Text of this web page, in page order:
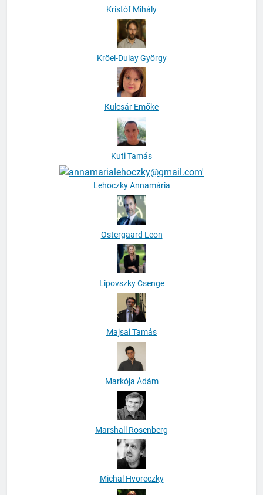
Kristóf Mihály
Kröel-Dulay György
Kulcsár Emőke
Kuti Tamás
Lehoczky Annamária
Ostergaard Leon
Lipovszky Csenge
Majsai Tamás
Markója Ádám
Marshall Rosenberg
Michal Hvoreczky